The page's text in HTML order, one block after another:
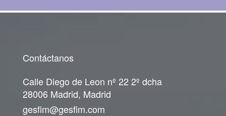
Contáctanos
Calle Diego de Leon nº 22 2º dcha
28006 Madrid, Madrid
gesfim@gesfim.com